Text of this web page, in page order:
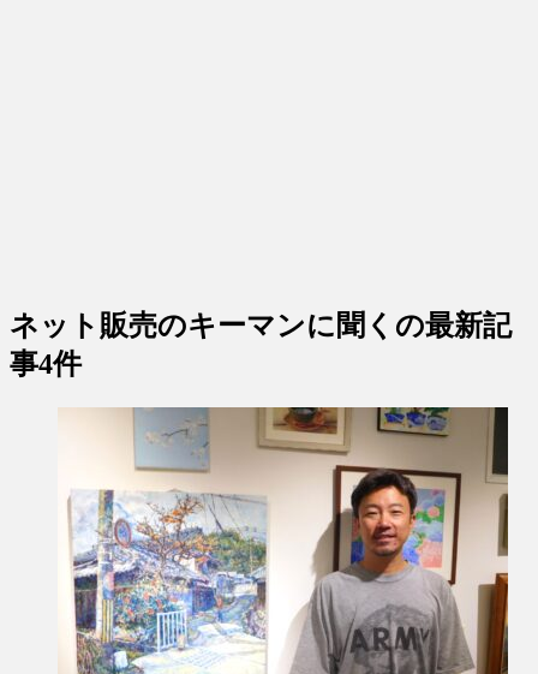
ネット販売のキーマンに聞く の最新記
事4件